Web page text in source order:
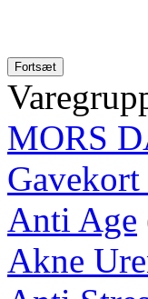
Fortsæt
MORS
Anti Age
Akne